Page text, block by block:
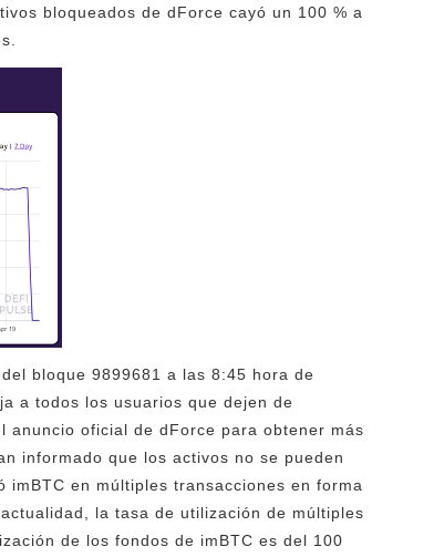
bloqueados de dForce cayó un 100 % a
bloque 9899681 a las 8:45 hora de
a todos los usuarios que dejen de
anuncio oficial de dForce para obtener más
informado que los activos no se pueden
en múltiples transacciones en forma
la tasa de utilización de múltiples
de los fondos de imBTC es del 100